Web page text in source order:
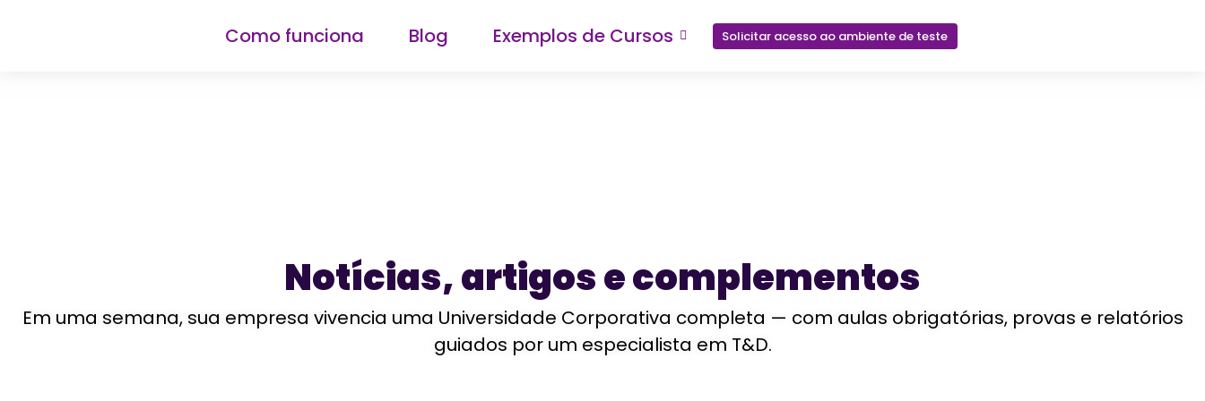
Como funciona Blog Exemplos de Cursos Solicitar acesso ao ambiente de teste
Notícias, artigos e complementos
Em uma semana, sua empresa vivencia uma Universidade Corporativa completa — com aulas obrigatórias, provas e relatórios
guiados por um especialista em T&D.